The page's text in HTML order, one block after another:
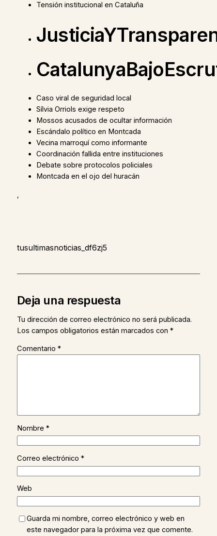
Tensión institucional en Cataluña
Caso viral de seguridad local
Sílvia Orriols exige respeto
Mossos acusados de ocultar información
Escándalo político en Montcada
Vecina marroquí como informante
Coordinación fallida entre instituciones
Debate sobre protocolos policiales
Montcada en el ojo del huracán
,
tusultimasnoticias_df6zj5
Deja una respuesta
Tu dirección de correo electrónico no será publicada.
Los campos obligatorios están marcados con *
Comentario *
Nombre *
Correo electrónico *
Web
Guarda mi nombre, correo electrónico y web en
este navegador para la próxima vez que comente.